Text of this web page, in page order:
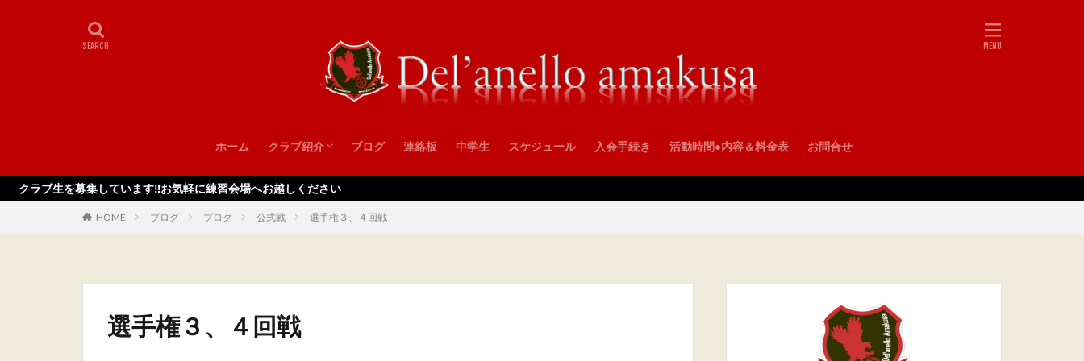
ホーム クラブ紹介
スタッフ
ブログ 連絡板 中学生 スケジュール 入会手続き 活動時間•内容＆料金表 お問合せ
募集しています‼️お気軽に練習会場へお越しください
HOME ブログ ブログ 公式戦 選手権３、４回戦
選手権３、４回戦